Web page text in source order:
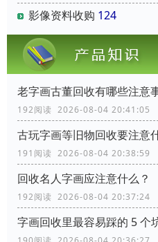
影像资料收购 124
老字画古董回收有哪些注意
192阅读 2026-08-04 20:41:05
古玩字画等旧物回收要注意
191阅读 2026-08-04 20:38:59
回收名人字画应注意什么？
192阅读 2026-08-04 20:37:24
字画回收里最容易踩的 5 个